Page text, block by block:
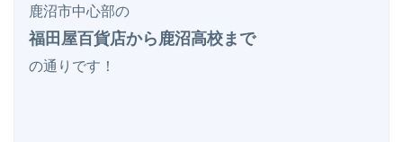
福田屋百貨店から鹿沼高校まで
の通りです！